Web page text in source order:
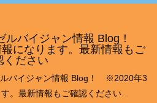
ルバイジャン情報 Blog！
になります。最新情報もご
ください
バイジャン情報 Blog！ ※2020年3
。最新情報もご確認ください.